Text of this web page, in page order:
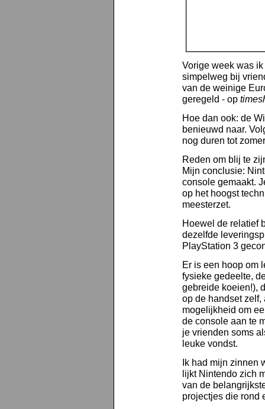
Vorige week was ik
simpelweg bij
van de weinige
geregeld - op
Hoe dan ook: de
benieuwd naar.
nog duren tot
Reden om blij te
Mijn conclusie:
console gemaakt.
op het hoogst
meesterzet.
Hoewel de relatief
dezelfde
PlayStation 3
Er is een hoop om
fysieke gedeelte,
gebreide koeien!),
op de handset
mogelijkheid om
de console aan te
je vrienden soms
leuke vondst.
Ik had mijn zinnen
lijkt Nintendo zich
van de
projectjes die rond